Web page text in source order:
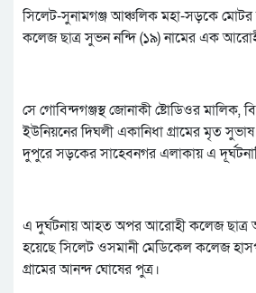
সিলেট-সুনামগঞ্জ আঞ্চলিক মহা-সড়কে মোটর
কলেজ ছাত্র সুভন নন্দি (১৯) নামের এক
সে গোবিন্দগঞ্জস্থ জোনাকী ষ্টোডিওর মালিক,
ইউনিয়নের দিঘলী একানিধা গ্রামের মৃত
দুপুরে সড়কের সাহেবনগর এলাকায় এ
এ দুর্ঘটনায় আহত অপর আরোহী কলেজ ছাত্র
হয়েছে সিলেট ওসমানী মেডিকেল কলেজ
গ্রামের আনন্দ ঘোষের পুত্র।